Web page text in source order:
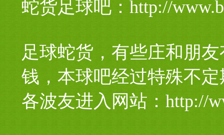
蛇货足球吧：http://
足球蛇货，有些庄和朋
钱，本球吧经过特殊不
各波友进入网站：http://